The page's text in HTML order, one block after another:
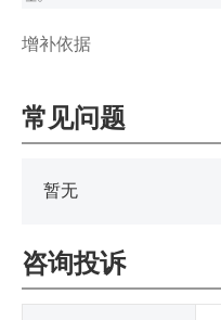
增补依据
常见问题
暂无
咨询投诉